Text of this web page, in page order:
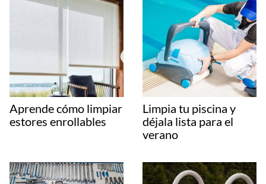
Aprende cómo limpiar
estores enrollables
Limpia tu piscina y
déjala lista para el
verano